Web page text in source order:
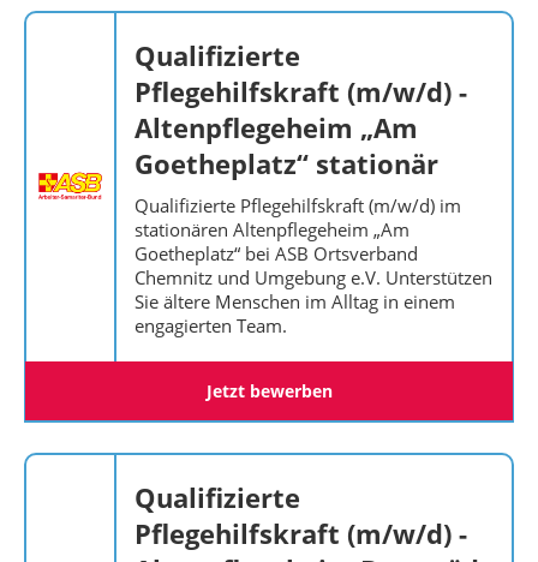
Qualifizierte
Pflegehilfskraft (m/w/d) -
Altenpflegeheim „Am
Goetheplatz“ stationär
Qualifizierte Pflegehilfskraft (m/w/d) im
stationären Altenpflegeheim „Am
Goetheplatz“ bei ASB Ortsverband
Chemnitz und Umgebung e.V. Unterstützen
Sie ältere Menschen im Alltag in einem
engagierten Team.
Jetzt bewerben
Qualifizierte
Pflegehilfskraft (m/w/d) -